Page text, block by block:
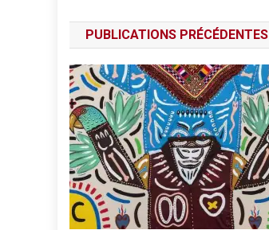
de
l’article
PUBLICATIONS PRÉCÉDENTES